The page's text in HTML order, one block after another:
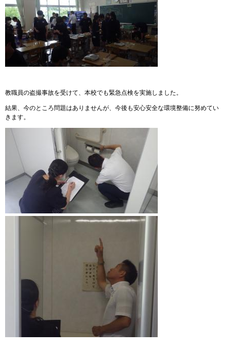
教職員の盗撮事故を受けて、本校でも緊急点検を実施しました。
結果、今のところ問題はありませんが、今後も安心安全な環境整備に努めてい
きます。